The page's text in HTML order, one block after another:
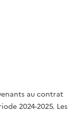
au contrat
2024-2025. Les